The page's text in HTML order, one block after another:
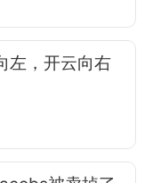
左，开云向右